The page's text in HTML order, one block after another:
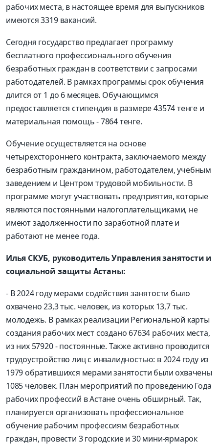
рабочих места, в настоящее время для выпускников
имеются 3319 вакансий.
Сегодня государство предлагает программу
бесплатного профессионального обучения
безработных граждан в соответствии с запросами
работодателей. В рамках программы срок обучения
длится от 1 до 6 месяцев. Обучающимся
предоставляется стипендия в размере 43574 тенге и
материальная помощь - 7864 тенге.
Обучение осуществляется на основе
четырехстороннего контракта, заключаемого между
безработным гражданином, работодателем, учебным
заведением и Центром трудовой мобильности. В
программе могут участвовать предприятия, которые
являются постоянными налогоплательщиками, не
имеют задолженности по заработной плате и
работают не менее года.
Илья СКУБ, руководитель Управления занятости и
социальной защиты Астаны:
- В 2024 году мерами содействия занятости было
охвачено 23,3 тыс. человек, из которых 13,7 тыс.
молодежь. В рамках реализации Региональной карты
создания рабочих мест создано 67634 рабочих места,
из них 57920 - постоянные. Также активно проводится
трудоустройство лиц с инвалидностью: в 2024 году из
1979 обратившихся мерами занятости были охвачены
1085 человек. План мероприятий по проведению Года
рабочих профессий в Астане очень обширный. Так,
планируется организовать профессиональное
обучение рабочим профессиям безработных
граждан, провести 3 городские и 30 мини-ярмарок